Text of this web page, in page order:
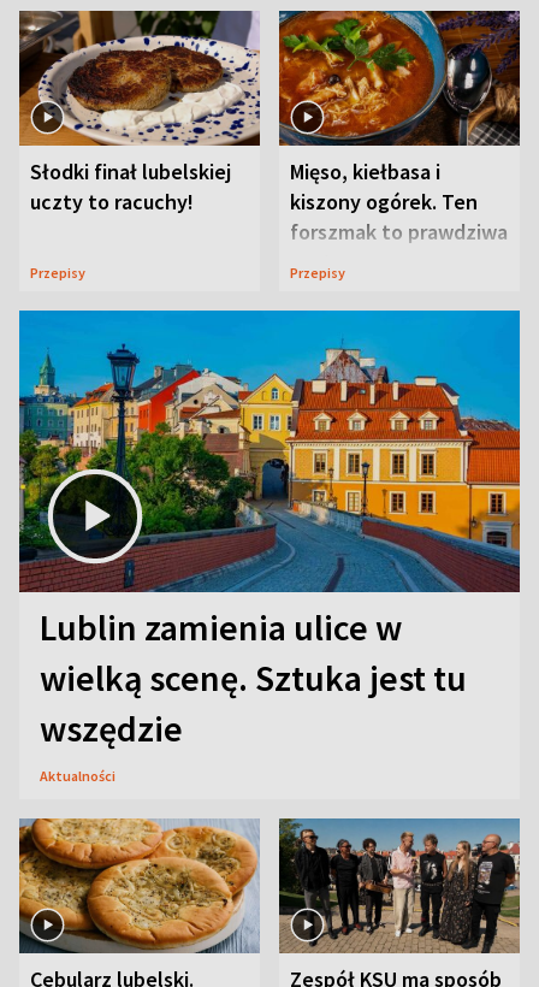
Słodki finał lubelskiej
uczty to racuchy!
Przepisy
Mięso, kiełbasa i
kiszony ogórek. Ten
forszmak to prawdziwa
uczta
Przepisy
Lublin zamienia ulice w
wielką scenę. Sztuka jest tu
wszędzie
Aktualności
Cebularz lubelski.
Zespół KSU ma sposób